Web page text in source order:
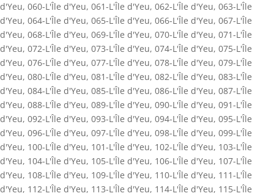
d'Yeu, 060-L'Île d'Yeu, 061-L'Île d'Yeu, 062-L'Île d'Yeu, 063-L'Île
d'Yeu, 064-L'Île d'Yeu, 065-L'Île d'Yeu, 066-L'Île d'Yeu, 067-L'Île
d'Yeu, 068-L'Île d'Yeu, 069-L'Île d'Yeu, 070-L'Île d'Yeu, 071-L'Île
d'Yeu, 072-L'Île d'Yeu, 073-L'Île d'Yeu, 074-L'Île d'Yeu, 075-L'Île
d'Yeu, 076-L'Île d'Yeu, 077-L'Île d'Yeu, 078-L'Île d'Yeu, 079-L'Île
d'Yeu, 080-L'Île d'Yeu, 081-L'Île d'Yeu, 082-L'Île d'Yeu, 083-L'Île
d'Yeu, 084-L'Île d'Yeu, 085-L'Île d'Yeu, 086-L'Île d'Yeu, 087-L'Île
d'Yeu, 088-L'Île d'Yeu, 089-L'Île d'Yeu, 090-L'Île d'Yeu, 091-L'Île
d'Yeu, 092-L'Île d'Yeu, 093-L'Île d'Yeu, 094-L'Île d'Yeu, 095-L'Île
d'Yeu, 096-L'Île d'Yeu, 097-L'Île d'Yeu, 098-L'Île d'Yeu, 099-L'Île
d'Yeu, 100-L'Île d'Yeu, 101-L'Île d'Yeu, 102-L'Île d'Yeu, 103-L'Île
d'Yeu, 104-L'Île d'Yeu, 105-L'Île d'Yeu, 106-L'Île d'Yeu, 107-L'Île
d'Yeu, 108-L'Île d'Yeu, 109-L'Île d'Yeu, 110-L'Île d'Yeu, 111-L'Île
d'Yeu, 112-L'Île d'Yeu, 113-L'Île d'Yeu, 114-L'Île d'Yeu, 115-L'Île